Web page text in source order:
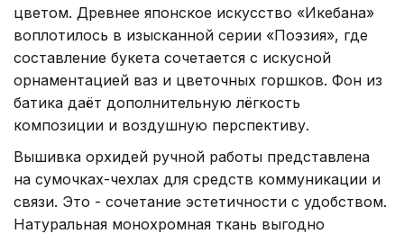
цветом. Древнее японское искусство «Икебана»
воплотилось в изысканной серии «Поэзия», где
составление букета сочетается с искусной
орнаментацией ваз и цветочных горшков. Фон из
батика даёт дополнительную лёгкость
композиции и воздушную перспективу.
Вышивка орхидей ручной работы представлена
на сумочках-чехлах для средств коммуникации и
связи. Это - сочетание эстетичности с удобством.
Натуральная монохромная ткань выгодно